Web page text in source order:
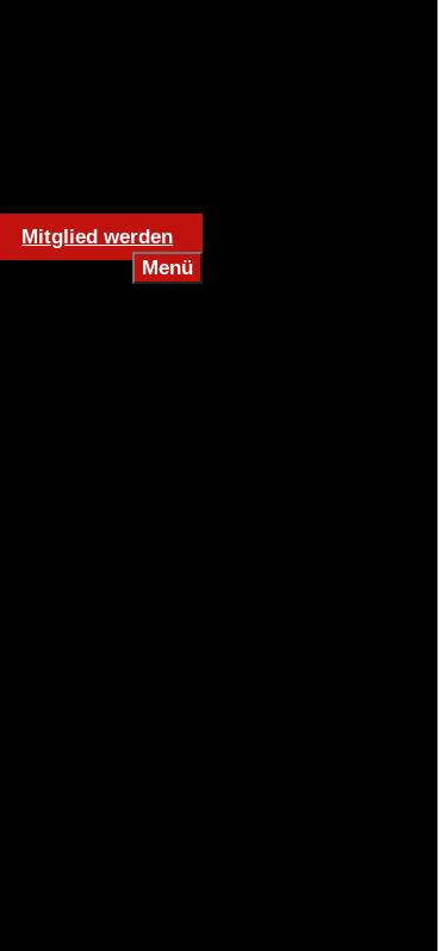
Mitglied werden
Menü